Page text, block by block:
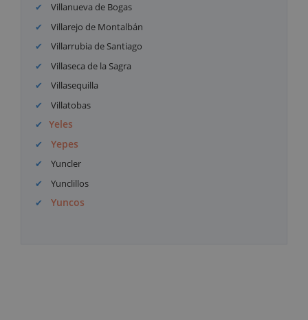
Villanueva de Bogas
Villarejo de Montalbán
Villarrubia de Santiago
Villaseca de la Sagra
Villasequilla
Villatobas
Yeles
Yepes
Yuncler
Yunclillos
Yuncos